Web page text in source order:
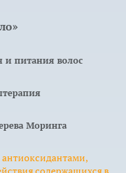
и питания волос
Моринга
антиоксидантами,